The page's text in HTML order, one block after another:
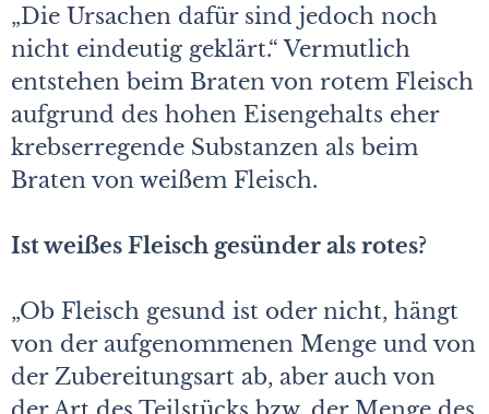
„Die Ursachen dafür sind jedoch noch
nicht eindeutig geklärt.“ Vermutlich
entstehen beim Braten von rotem Fleisch
aufgrund des hohen Eisengehalts eher
krebserregende Substanzen als beim
Braten von weißem Fleisch.
Ist weißes Fleisch gesünder als rotes?
„Ob Fleisch gesund ist oder nicht, hängt
von der aufgenommenen Menge und von
der Zubereitungsart ab, aber auch von